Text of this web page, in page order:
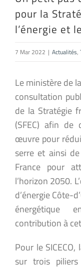
pour la
l’énergie et
7 Mar 2022 | Actualités,
Le ministère de
consultation
de la Stratégie
(SFEC) afin
œuvre pour
serre et ainsi
France pour
l’horizon 2050.
d’énergie Côte-
énergétique
contribution à
Pour le
sur trois piliers